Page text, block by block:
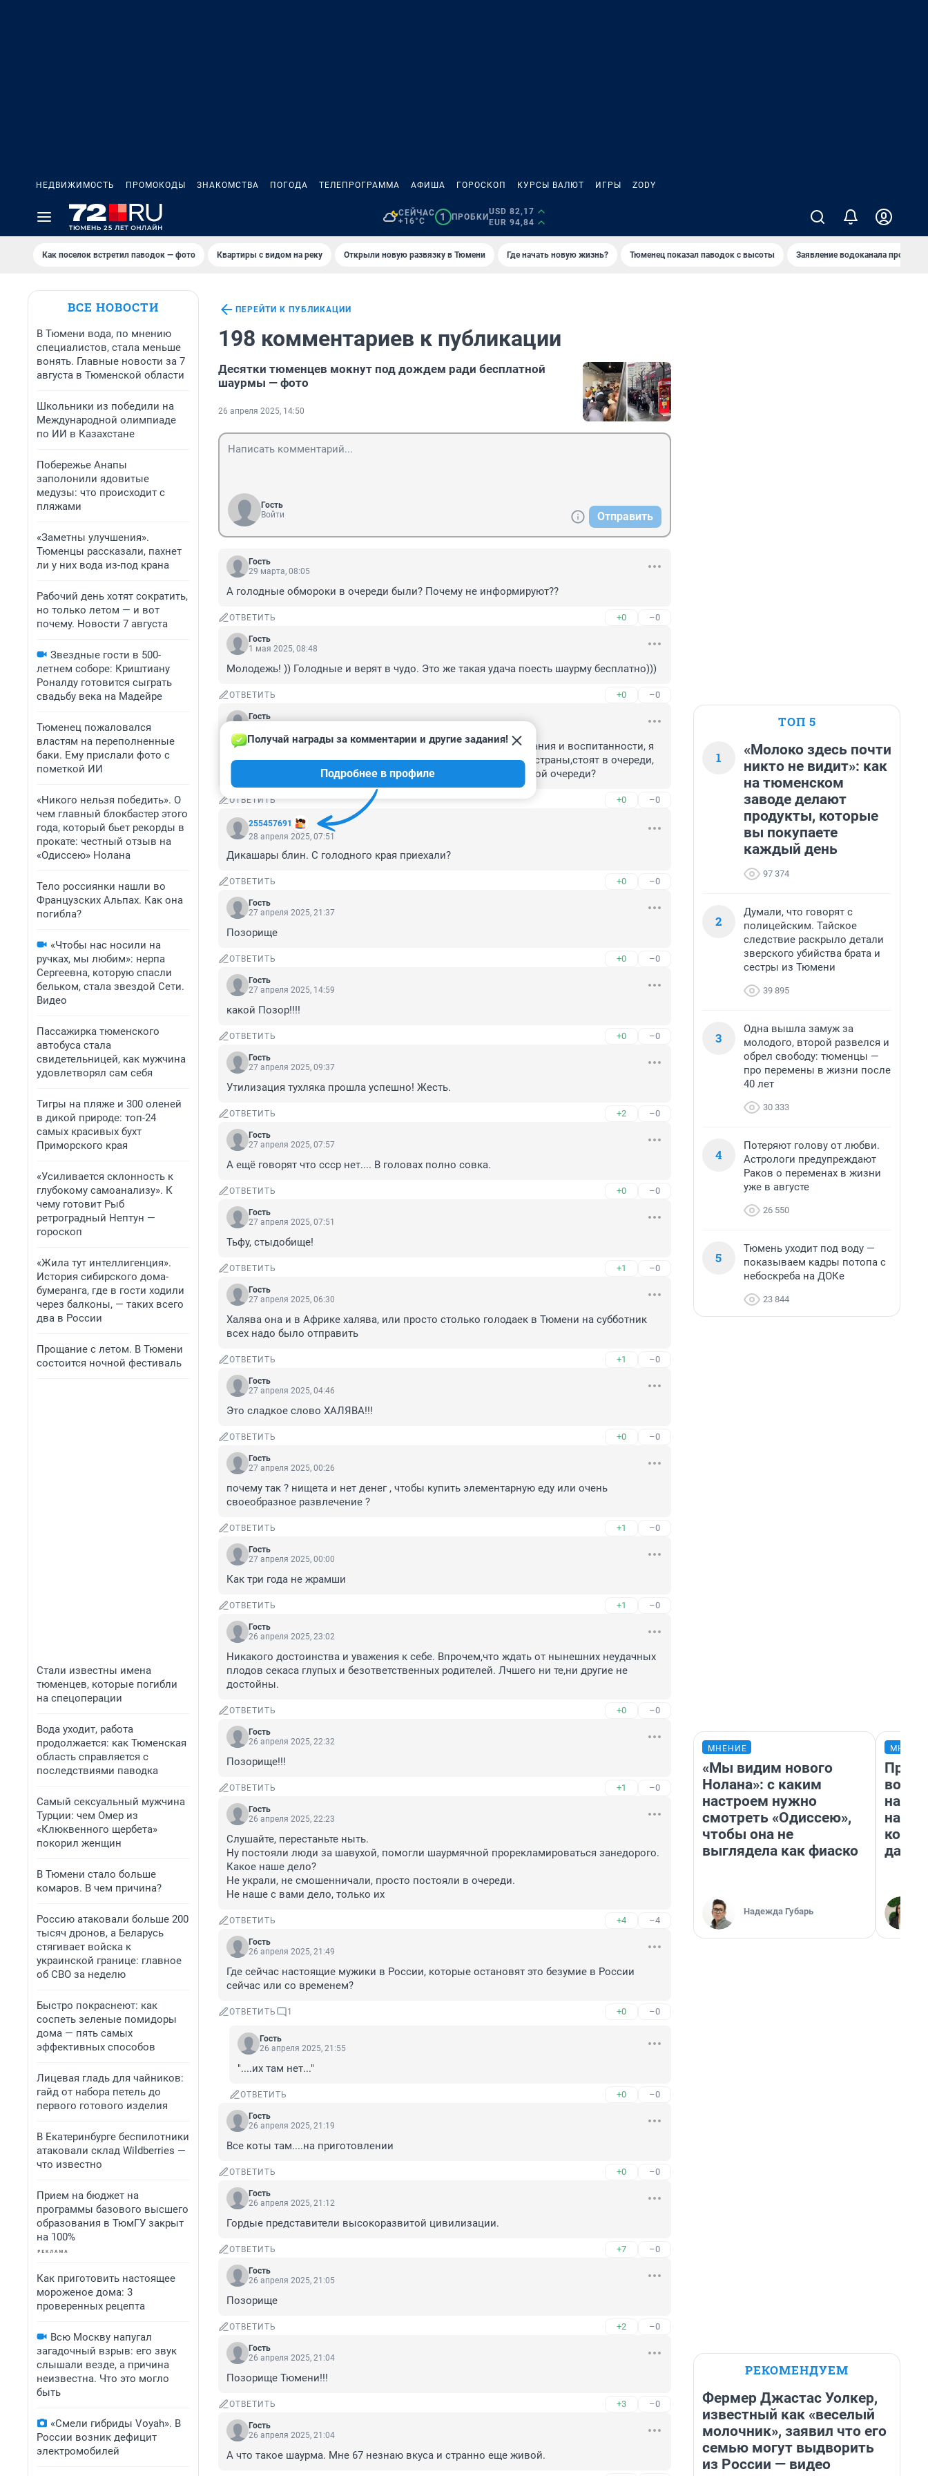
НЕДВИЖИМОСТЬ ПРОМОКОДЫ ЗНАКОМСТВА ПОГОДА ТЕЛЕПРОГРАММА АФИША ГОРОСКОП КУРСЫ ВАЛЮТ ИГРЫ ZODY
СЕЙЧАС
+16°C
1 ПРОБКИ
USD 82,17
EUR 94,84
Как поселок встретил паводок — фото Квартиры с видом на реку Открыли новую развязку в Тюмени Где начать новую жизнь? Тюменец показал паводок с высоты Заявление водоканала про
ВСЕ НОВОСТИ
В Тюмени вода, по мнению
специалистов, стала меньше
вонять. Главные новости за 7
августа в Тюменской области
Школьники из победили на
Международной олимпиаде
по ИИ в Казахстане
Побережье Анапы
заполонили ядовитые
медузы: что происходит с
пляжами
«Заметны улучшения».
Тюменцы рассказали, пахнет
ли у них вода из-под крана
Рабочий день хотят сократить,
но только летом — и вот
почему. Новости 7 августа
Звездные гости в 500-
летнем соборе: Криштиану
Роналду готовится сыграть
свадьбу века на Мадейре
Тюменец пожаловался
властям на переполненные
баки. Ему прислали фото с
пометкой ИИ
«Никого нельзя победить». О
чем главный блокбастер этого
года, который бьет рекорды в
прокате: честный отзыв на
«Одиссею» Нолана
Тело россиянки нашли во
Французских Альпах. Как она
погибла?
«Чтобы нас носили на
ручках, мы любим»: нерпа
Сергеевна, которую спасли
бельком, стала звездой Сети.
Видео
Пассажирка тюменского
автобуса стала
свидетельницей, как мужчина
удовлетворял сам себя
Тигры на пляже и 300 оленей
в дикой природе: топ-24
самых красивых бухт
Приморского края
«Усиливается склонность к
глубокому самоанализу». К
чему готовит Рыб
ретроградный Нептун —
гороскоп
«Жила тут интеллигенция».
История сибирского дома-
бумеранга, где в гости ходили
через балконы, — таких всего
два в России
Прощание с летом. В Тюмени
состоится ночной фестиваль
Стали известны имена
тюменцев, которые погибли
на спецоперации
Вода уходит, работа
продолжается: как Тюменская
область справляется с
последствиями паводка
Самый сексуальный мужчина
Турции: чем Омер из
«Клюквенного щербета»
покорил женщин
В Тюмени стало больше
комаров. В чем причина?
Россию атаковали больше 200
тысяч дронов, а Беларусь
стягивает войска к
украинской границе: главное
об СВО за неделю
Быстро покраснеют: как
соспеть зеленые помидоры
дома — пять самых
эффективных способов
Лицевая гладь для чайников:
гайд от набора петель до
первого готового изделия
В Екатеринбурге беспилотники
атаковали склад Wildberries —
что известно
Прием на бюджет на
программы базового высшего
образования в ТюмГУ закрыт
на 100%
Как приготовить настоящее
мороженое дома: 3
проверенных рецепта
Всю Москву напугал
загадочный взрыв: его звук
слышали везде, а причина
неизвестна. Что это могло
быть
«Смели гибриды Voyah». В
России возник дефицит
электромобилей
ПЕРЕЙТИ К ПУБЛИКАЦИИ
198 комментариев к публикации
Десятки тюменцев мокнут под дождем ради бесплатной
шаурмы — фото
26 апреля 2025, 14:50
Гость
Войти
Отправить
Гость
29 марта, 08:05
А голодные обмороки в очереди были? Почему не информируют??
ОТВЕТИТЬ +0 –0
Гость
1 мая 2025, 08:48
Молодежь! )) Голодные и верят в чудо. Это же такая удача поесть шаурму бесплатно)))
ОТВЕТИТЬ +0 –0
Гость
Стыдно, но, видимо, у данной очереди другой уровень понимания и воспитанности, я
видела , там много молодых людей,ведь они- будущее нашей страны,стоят в очереди,
что же ими движет, о чём они думают, стоя в этой унизительной очереди?
ОТВЕТИТЬ +0 –0
255457691
Получай награды за комментарии и другие задания!
Подробнее в профиле
28 апреля 2025, 07:51
Дикашары блин. С голодного края приехали?
ОТВЕТИТЬ +0 –0
Гость
27 апреля 2025, 21:37
Позорище
ОТВЕТИТЬ +0 –0
Гость
27 апреля 2025, 14:59
какой Позор!!!!
ОТВЕТИТЬ +0 –0
Гость
27 апреля 2025, 09:37
Утилизация тухляка прошла успешно! Жесть.
ОТВЕТИТЬ +2 –0
Гость
27 апреля 2025, 07:57
А ещё говорят что ссср нет.... В головах полно совка.
ОТВЕТИТЬ +0 –0
Гость
27 апреля 2025, 07:51
Тьфу, стыдобище!
ОТВЕТИТЬ +1 –0
Гость
27 апреля 2025, 06:30
Халява она и в Африке халява, или просто столько голодаек в Тюмени на субботник
всех надо было отправить
ОТВЕТИТЬ +1 –0
Гость
27 апреля 2025, 04:46
Это сладкое слово ХАЛЯВА!!!
ОТВЕТИТЬ +0 –0
Гость
27 апреля 2025, 00:26
почему так ? нищета и нет денег , чтобы купить элементарную еду или очень
своеобразное развлечение ?
ОТВЕТИТЬ +1 –0
Гость
27 апреля 2025, 00:00
Как три года не жрамши
ОТВЕТИТЬ +1 –0
Гость
26 апреля 2025, 23:02
Никакого достоинства и уважения к себе. Впрочем,что ждать от нынешних неудачных
плодов секаса глупых и безответственных родителей. Лчшего ни те,ни другие не
достойны.
ОТВЕТИТЬ +0 –0
Гость
26 апреля 2025, 22:32
Позорище!!!
ОТВЕТИТЬ +1 –0
Гость
26 апреля 2025, 22:23
Слушайте, перестаньте ныть.
Ну постояли люди за шавухой, помогли шаурмячной прорекламироваться занедорого.
Какое наше дело?
Не украли, не смошенничали, просто постояли в очереди.
Не наше с вами дело, только их
ОТВЕТИТЬ +4 –4
Гость
26 апреля 2025, 21:49
Где сейчас настоящие мужики в России, которые остановят это безумие в России
сейчас или со временем?
ОТВЕТИТЬ 1 +0 –0
Гость
26 апреля 2025, 21:55
"....их там нет..."
ОТВЕТИТЬ +0 –0
Гость
26 апреля 2025, 21:19
Все коты там....на приготовлении
ОТВЕТИТЬ +0 –0
Гость
26 апреля 2025, 21:12
Гордые представители высокоразвитой цивилизации.
ОТВЕТИТЬ +7 –0
Гость
26 апреля 2025, 21:05
Позорище
ОТВЕТИТЬ +2 –0
Гость
26 апреля 2025, 21:04
Позорище Тюмени!!!
ОТВЕТИТЬ +3 –0
Гость
26 апреля 2025, 21:04
А что такое шаурма. Мне 67 незнаю вкуса и странно еще живой.
ТОП 5
1
«Молоко здесь почти
никто не видит»: как
на тюменском
заводе делают
продукты, которые
вы покупаете
каждый день
97 374
2
Думали, что говорят с
полицейским. Тайское
следствие раскрыло детали
зверского убийства брата и
сестры из Тюмени
39 895
3
Одна вышла замуж за
молодого, второй развелся и
обрел свободу: тюменцы —
про перемены в жизни после
40 лет
30 333
4
Потеряют голову от любви.
Астрологи предупреждают
Раков о переменах в жизни
уже в августе
26 550
5
Тюмень уходит под воду —
показываем кадры потопа с
небоскреба на ДОКе
23 844
МНЕНИЕ
«Мы видим нового
Нолана»: с каким
настроем нужно
смотреть «Одиссею»,
чтобы она не
выглядела как фиаско
Надежда Губарь
нам
даже
РЕКОМЕНДУЕМ
Фермер Джастас Уолкер,
известный как «веселый
молочник», заявил что его
семью могут выдворить
из России — видео